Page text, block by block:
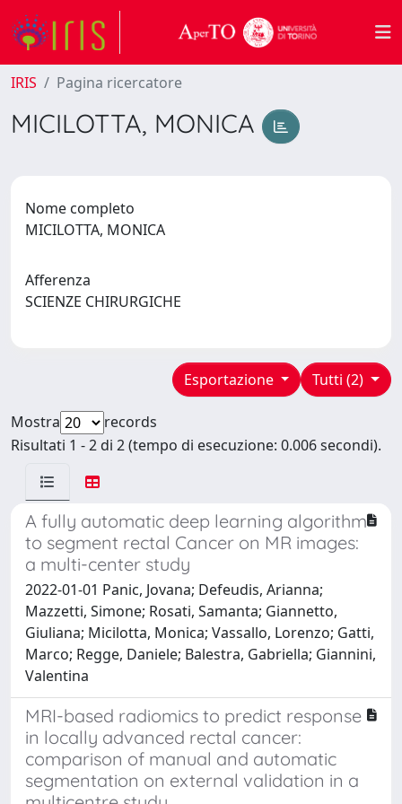
IRIS Pagina ricercatore
MICILOTTA, MONICA
Nome completo
MICILOTTA, MONICA
Afferenza
SCIENZE CHIRURGICHE
Tutti (2)
Esportazione
Mostra
records
Risultati 1 - 2 di 2 (tempo di esecuzione: 0.006 secondi).
A fully automatic deep learning algorithm
to segment rectal Cancer on MR images:
a multi-center study
2022-01-01 Panic, Jovana; Defeudis, Arianna;
Mazzetti, Simone; Rosati, Samanta; Giannetto,
Giuliana; Micilotta, Monica; Vassallo, Lorenzo; Gatti,
Marco; Regge, Daniele; Balestra, Gabriella; Giannini,
Valentina
MRI-based radiomics to predict response
in locally advanced rectal cancer:
comparison of manual and automatic
segmentation on external validation in a